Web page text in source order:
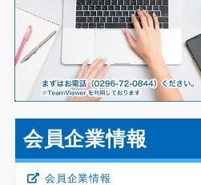
会員企業情報
会員企業情報